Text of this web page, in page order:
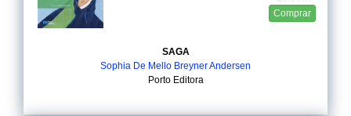
Comprar
SAGA
Sophia De Mello Breyner Andersen
Porto Editora